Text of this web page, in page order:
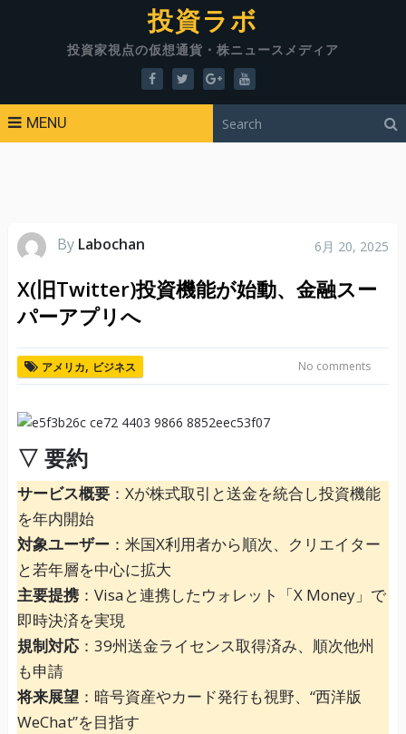
投資ラボ
投資家視点の仮想通貨・株ニュースメディア
MENU
By Labochan 6月 20, 2025
X(旧Twitter)投資機能が始動、金融スー
パーアプリへ
アメリカ, ビジネス No comments
▽ 要約
サービス概要：Xが株式取引と送金を統合し投資機能
を年内開始
対象ユーザー：米国X利用者から順次、クリエイター
と若年層を中心に拡大
主要提携：Visaと連携したウォレット「X Money」で
即時決済を実現
規制対応：39州送金ライセンス取得済み、順次他州
も申請
将来展望：暗号資産やカード発行も視野、“西洋版
WeChat”を目指す